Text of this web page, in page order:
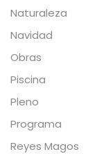
Naturaleza
Navidad
Obras
Piscina
Pleno
Programa
Reyes Magos